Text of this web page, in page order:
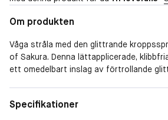
Om produkten
Våga stråla med den glittrande
of Sakura. Denna lättapplicerade,
ett omedelbart inslag av förtrollande
var du än befinner dig. Produkten är
Specifikationer